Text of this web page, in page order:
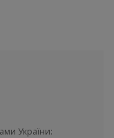
України: